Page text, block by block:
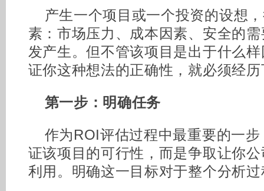
产生一个项目或一个投资的设想
素：市场压力、成本因素、安全的
发产生。但不管该项目是出于什么
证你这种想法的正确性，就必须经
第一步：明确任务
作为ROI评估过程中最重要的一
证该项目的可行性，而是争取让你
利用。明确这一目标对于整个分析